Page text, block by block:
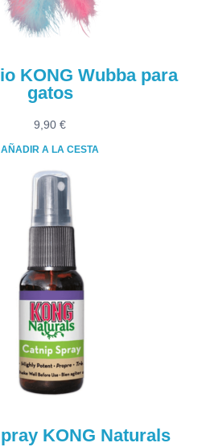
KONG Wubba para
gatos
9,90 €
AÑADIR A LA CESTA
KONG Naturals